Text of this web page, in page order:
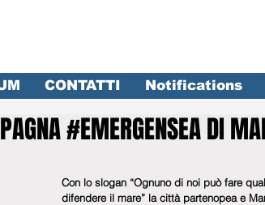
CONTATTI Notifications
#EMERGENSEA DI
Con lo slogan “Ognuno di noi può fare
difendere il mare” la città partenopea e